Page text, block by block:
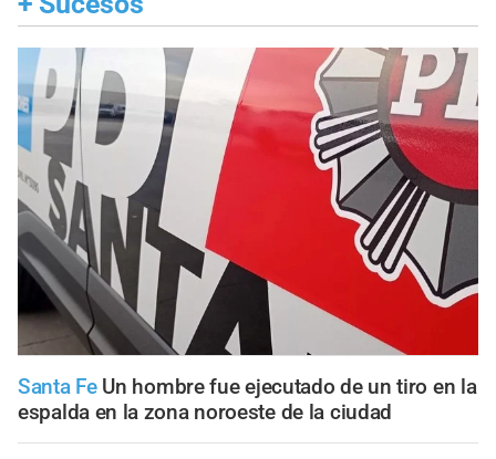
Santa Fe Un hombre fue ejecutado de un tiro en la
espalda en la zona noroeste de la ciudad